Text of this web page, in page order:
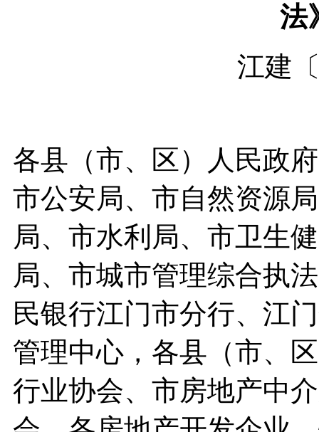
法
江建
各县（市、区）人民政
市公安局、市自然资源
局、市水利局、市卫生
局、市城市管理综合执
民银行江门市分行、江
管理中心，各县（市、
行业协会、市房地产中